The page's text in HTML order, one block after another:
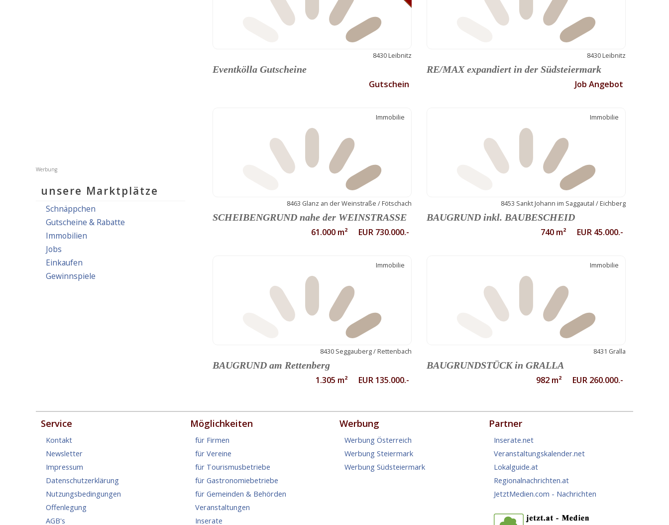
8430 Leibnitz
Eventkölla Gutscheine
Gutschein
8430 Leibnitz
RE/MAX expandiert in der Südsteiermark
Job Angebot
Immobilie
8463 Glanz an der Weinstraße / Fötschach
SCHEIBENGRUND nahe der WEINSTRASSE
61.000 m² EUR 730.000.-
Immobilie
8453 Sankt Johann im Saggautal / Eichberg
BAUGRUND inkl. BAUBESCHEID
740 m² EUR 45.000.-
Immobilie
8430 Seggauberg / Rettenbach
BAUGRUND am Rettenberg
1.305 m² EUR 135.000.-
Immobilie
8431 Gralla
BAUGRUNDSTÜCK in GRALLA
982 m² EUR 260.000.-
unsere Marktplätze
Schnäppchen
Gutscheine & Rabatte
Immobilien
Jobs
Einkaufen
Gewinnspiele
Service
Kontakt
Newsletter
Impressum
Datenschutzerklärung
Nutzungsbedingungen
Offenlegung
AGB's
Möglichkeiten
für Firmen
für Vereine
für Tourismusbetriebe
für Gastronomiebetriebe
für Gemeinden & Behörden
Veranstaltungen
Inserate
Werbung
Werbung Österreich
Werbung Steiermark
Werbung Südsteiermark
Partner
Inserate.net
Veranstaltungskalender.net
Lokalguide.at
Regionalnachrichten.at
JetztMedien.com - Nachrichten